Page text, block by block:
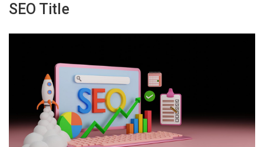
SEO Title